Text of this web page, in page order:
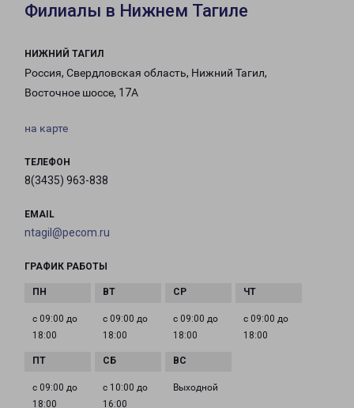
Филиалы в Нижнем Тагиле
НИЖНИЙ ТАГИЛ
Россия, Свердловская область, Нижний Тагил,
Восточное шоссе, 17А
на карте
ТЕЛЕФОН
8(3435) 963-838
EMAIL
ntagil@pecom.ru
ГРАФИК РАБОТЫ
с 09:00 до
18:00
с 09:00 до
18:00
с 09:00 до
18:00
с 09:00 до
18:00
с 09:00 до
18:00
с 10:00 до
16:00
Выходной